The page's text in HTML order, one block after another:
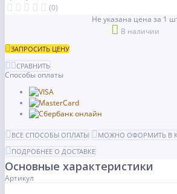
(0)
Не указана цена за 1
В наличии
ЗАПРОСИТЬ ЦЕНУ
СРАВНИТЬ
Способы оплаты
ВСЕ СПОСОБЫ ОПЛАТЫ
МОЖНО ОФОРМИТЬ В
ПОДРОБНЕЕ О ДОСТАВКЕ
Основные характеристики
Артикул